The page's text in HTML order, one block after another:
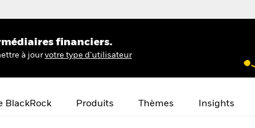
financiers.
à jour votre type d'utilisateur
BlackRock Produits Thèmes Insights